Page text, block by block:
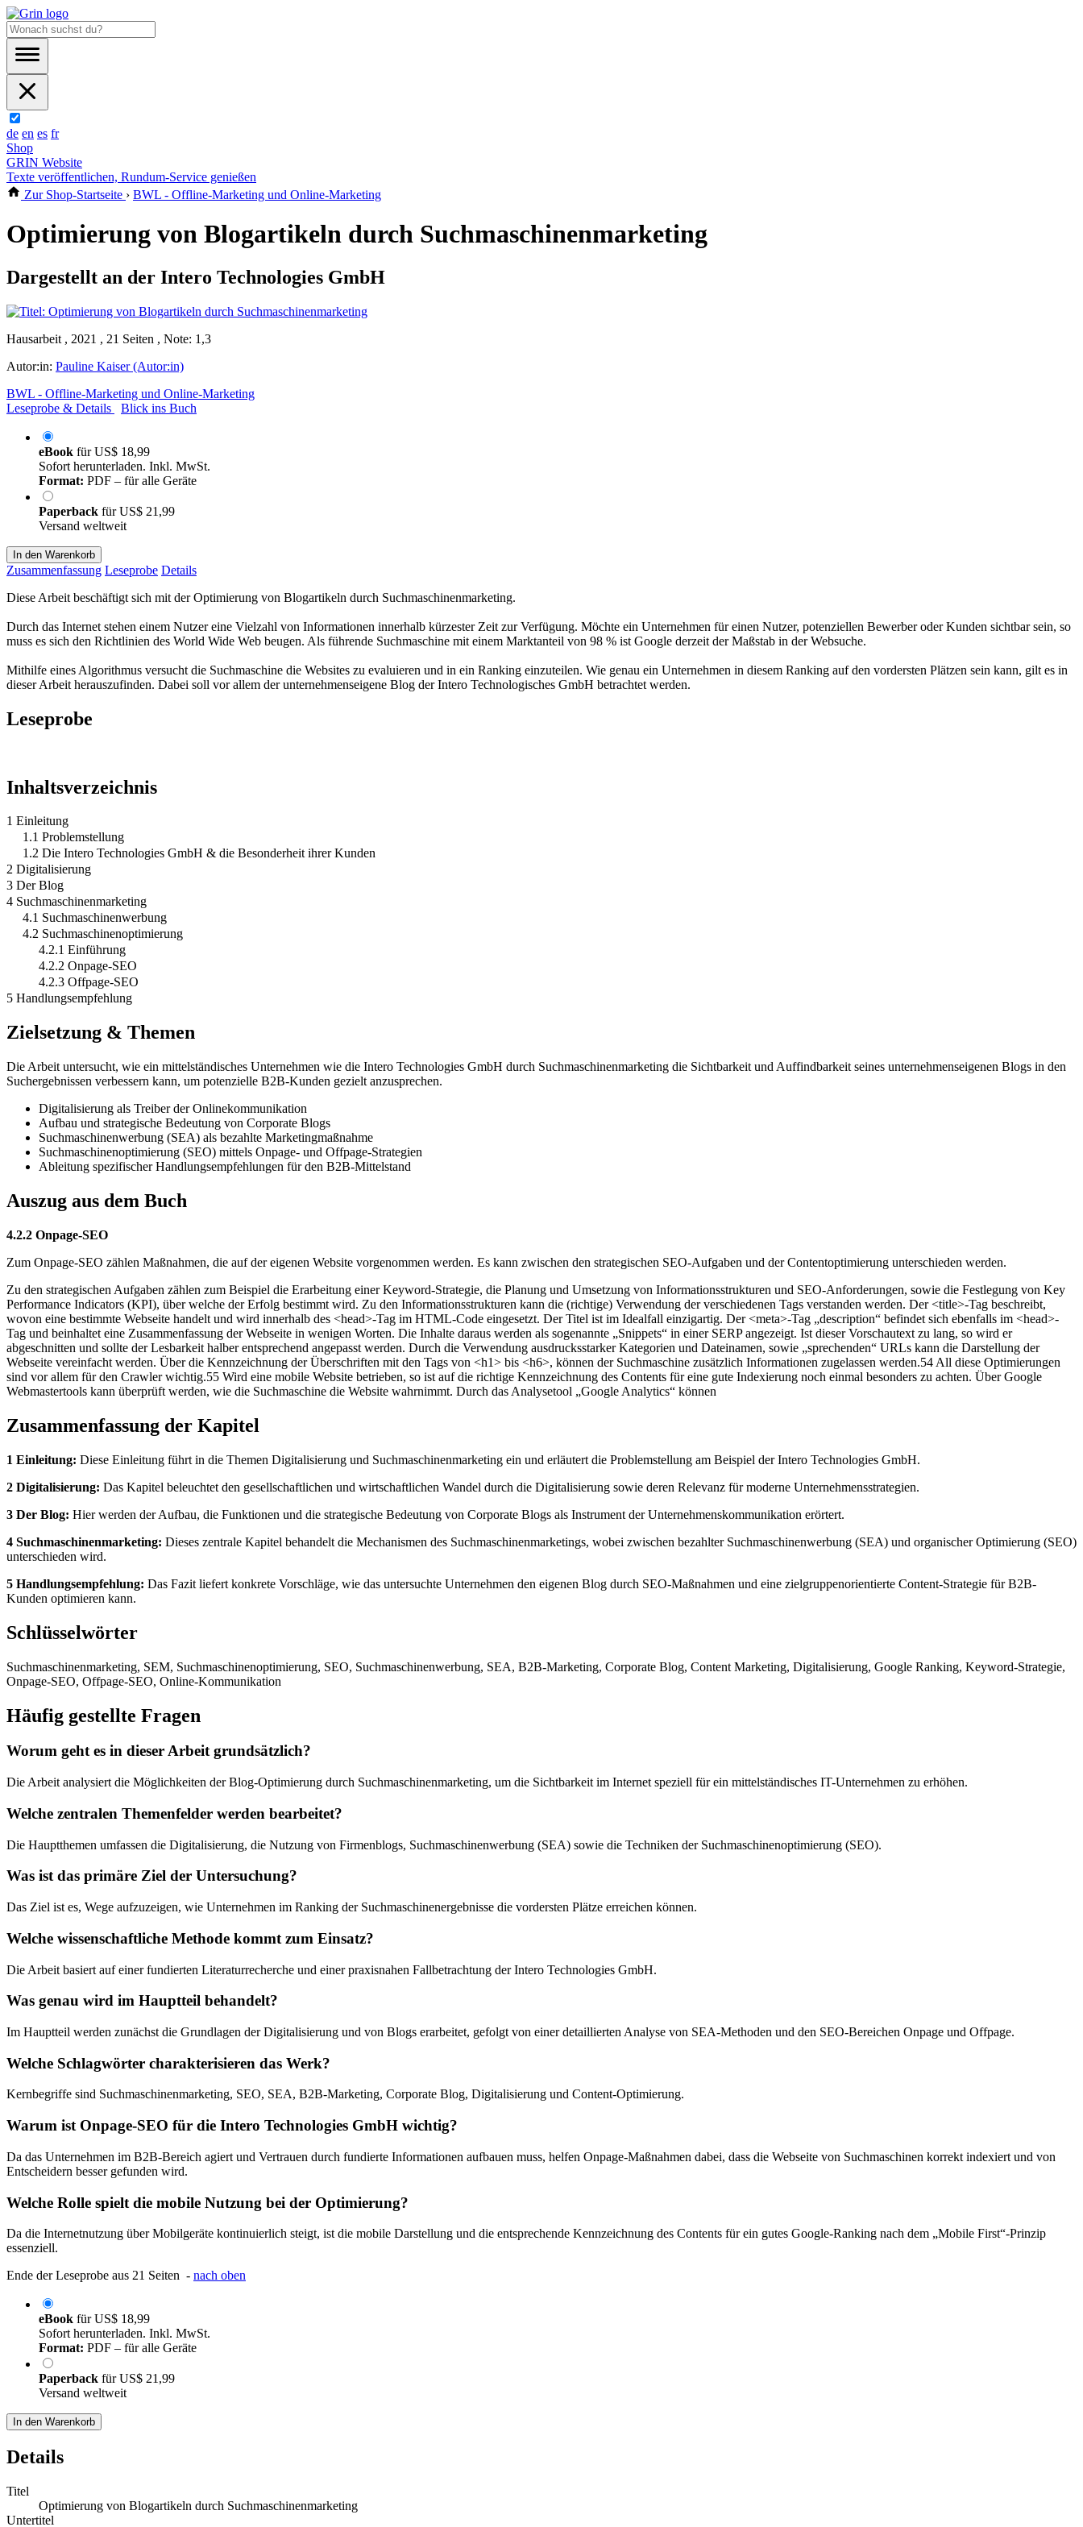
de en es fr
Shop
GRIN Website
Texte veröffentlichen, Rundum-Service genießen
Zur Shop-Startseite › BWL - Offline-Marketing und Online-Marketing
Optimierung von Blogartikeln durch Suchmaschinenmarketing
Dargestellt an der Intero Technologies GmbH
Hausarbeit , 2021 , 21 Seiten , Note: 1,3
Autor:in: Pauline Kaiser (Autor:in)
BWL - Offline-Marketing und Online-Marketing
Leseprobe & Details
Blick ins Buch
eBook fürUS$ 18,99
Sofort herunterladen. Inkl. MwSt.
Format: PDF – für alle Geräte
Paperback fürUS$ 21,99
Versand weltweit
In den Warenkorb
Zusammenfassung Leseprobe Details
Diese Arbeit beschäftigt sich mit der Optimierung von Blogartikeln durch Suchmaschinenmarketing.
Durch das Internet stehen einem Nutzer eine Vielzahl von Informationen innerhalb kürzester Zeit zur Verfügung. Möchte ein Unternehmen für einen Nutzer, potenziellen Bewerber oder Kunden sichtbar sein, so
muss es sich den Richtlinien des World Wide Web beugen. Als führende Suchmaschine mit einem Marktanteil von 98 % ist Google derzeit der Maßstab in der Websuche.
Mithilfe eines Algorithmus versucht die Suchmaschine die Websites zu evaluieren und in ein Ranking einzuteilen. Wie genau ein Unternehmen in diesem Ranking auf den vordersten Plätzen sein kann, gilt es in
dieser Arbeit herauszufinden. Dabei soll vor allem der unternehmenseigene Blog der Intero Technologisches GmbH betrachtet werden.
Leseprobe
Inhaltsverzeichnis
1 Einleitung
1.1 Problemstellung
1.2 Die Intero Technologies GmbH & die Besonderheit ihrer Kunden
2 Digitalisierung
3 Der Blog
4 Suchmaschinenmarketing
4.1 Suchmaschinenwerbung
4.2 Suchmaschinenoptimierung
4.2.1 Einführung
4.2.2 Onpage-SEO
4.2.3 Offpage-SEO
5 Handlungsempfehlung
Zielsetzung & Themen
Die Arbeit untersucht, wie ein mittelständisches Unternehmen wie die Intero Technologies GmbH durch Suchmaschinenmarketing die Sichtbarkeit und Auffindbarkeit seines unternehmenseigenen Blogs in den
Suchergebnissen verbessern kann, um potenzielle B2B-Kunden gezielt anzusprechen.
Digitalisierung als Treiber der Onlinekommunikation
Aufbau und strategische Bedeutung von Corporate Blogs
Suchmaschinenwerbung (SEA) als bezahlte Marketingmaßnahme
Suchmaschinenoptimierung (SEO) mittels Onpage- und Offpage-Strategien
Ableitung spezifischer Handlungsempfehlungen für den B2B-Mittelstand
Auszug aus dem Buch
4.2.2 Onpage-SEO
Zum Onpage-SEO zählen Maßnahmen, die auf der eigenen Website vorgenommen werden. Es kann zwischen den strategischen SEO-Aufgaben und der Contentoptimierung unterschieden werden.
Zu den strategischen Aufgaben zählen zum Beispiel die Erarbeitung einer Keyword-Strategie, die Planung und Umsetzung von Informationsstrukturen und SEO-Anforderungen, sowie die Festlegung von Key
Performance Indicators (KPI), über welche der Erfolg bestimmt wird. Zu den Informationsstrukturen kann die (richtige) Verwendung der verschiedenen Tags verstanden werden. Der <title>-Tag beschreibt,
wovon eine bestimmte Webseite handelt und wird innerhalb des <head>-Tag im HTML-Code eingesetzt. Der Titel ist im Idealfall einzigartig. Der <meta>-Tag „description“ befindet sich ebenfalls im <head>-
Tag und beinhaltet eine Zusammenfassung der Webseite in wenigen Worten. Die Inhalte daraus werden als sogenannte „Snippets“ in einer SERP angezeigt. Ist dieser Vorschautext zu lang, so wird er
abgeschnitten und sollte der Lesbarkeit halber entsprechend angepasst werden. Durch die Verwendung ausdrucksstarker Kategorien und Dateinamen, sowie „sprechenden“ URLs kann die Darstellung der
Webseite vereinfacht werden. Über die Kennzeichnung der Überschriften mit den Tags von <h1> bis <h6>, können der Suchmaschine zusätzlich Informationen zugelassen werden.54 All diese Optimierungen
sind vor allem für den Crawler wichtig.55 Wird eine mobile Website betrieben, so ist auf die richtige Kennzeichnung des Contents für eine gute Indexierung noch einmal besonders zu achten. Über Google
Webmastertools kann überprüft werden, wie die Suchmaschine die Website wahrnimmt. Durch das Analysetool „Google Analytics“ können
Zusammenfassung der Kapitel
1 Einleitung: Diese Einleitung führt in die Themen Digitalisierung und Suchmaschinenmarketing ein und erläutert die Problemstellung am Beispiel der Intero Technologies GmbH.
2 Digitalisierung: Das Kapitel beleuchtet den gesellschaftlichen und wirtschaftlichen Wandel durch die Digitalisierung sowie deren Relevanz für moderne Unternehmensstrategien.
3 Der Blog: Hier werden der Aufbau, die Funktionen und die strategische Bedeutung von Corporate Blogs als Instrument der Unternehmenskommunikation erörtert.
4 Suchmaschinenmarketing: Dieses zentrale Kapitel behandelt die Mechanismen des Suchmaschinenmarketings, wobei zwischen bezahlter Suchmaschinenwerbung (SEA) und organischer Optimierung (SEO)
unterschieden wird.
5 Handlungsempfehlung: Das Fazit liefert konkrete Vorschläge, wie das untersuchte Unternehmen den eigenen Blog durch SEO-Maßnahmen und eine zielgruppenorientierte Content-Strategie für B2B-
Kunden optimieren kann.
Schlüsselwörter
Suchmaschinenmarketing, SEM, Suchmaschinenoptimierung, SEO, Suchmaschinenwerbung, SEA, B2B-Marketing, Corporate Blog, Content Marketing, Digitalisierung, Google Ranking, Keyword-Strategie,
Onpage-SEO, Offpage-SEO, Online-Kommunikation
Häufig gestellte Fragen
Worum geht es in dieser Arbeit grundsätzlich?
Die Arbeit analysiert die Möglichkeiten der Blog-Optimierung durch Suchmaschinenmarketing, um die Sichtbarkeit im Internet speziell für ein mittelständisches IT-Unternehmen zu erhöhen.
Welche zentralen Themenfelder werden bearbeitet?
Die Hauptthemen umfassen die Digitalisierung, die Nutzung von Firmenblogs, Suchmaschinenwerbung (SEA) sowie die Techniken der Suchmaschinenoptimierung (SEO).
Was ist das primäre Ziel der Untersuchung?
Das Ziel ist es, Wege aufzuzeigen, wie Unternehmen im Ranking der Suchmaschinenergebnisse die vordersten Plätze erreichen können.
Welche wissenschaftliche Methode kommt zum Einsatz?
Die Arbeit basiert auf einer fundierten Literaturrecherche und einer praxisnahen Fallbetrachtung der Intero Technologies GmbH.
Was genau wird im Hauptteil behandelt?
Im Hauptteil werden zunächst die Grundlagen der Digitalisierung und von Blogs erarbeitet, gefolgt von einer detaillierten Analyse von SEA-Methoden und den SEO-Bereichen Onpage und Offpage.
Welche Schlagwörter charakterisieren das Werk?
Kernbegriffe sind Suchmaschinenmarketing, SEO, SEA, B2B-Marketing, Corporate Blog, Digitalisierung und Content-Optimierung.
Warum ist Onpage-SEO für die Intero Technologies GmbH wichtig?
Da das Unternehmen im B2B-Bereich agiert und Vertrauen durch fundierte Informationen aufbauen muss, helfen Onpage-Maßnahmen dabei, dass die Webseite von Suchmaschinen korrekt indexiert und von
Entscheidern besser gefunden wird.
Welche Rolle spielt die mobile Nutzung bei der Optimierung?
Da die Internetnutzung über Mobilgeräte kontinuierlich steigt, ist die mobile Darstellung und die entsprechende Kennzeichnung des Contents für ein gutes Google-Ranking nach dem „Mobile First“-Prinzip
essenziell.
Ende der Leseprobe aus 21 Seiten - nach oben
eBook fürUS$ 18,99
Sofort herunterladen. Inkl. MwSt.
Format: PDF – für alle Geräte
Paperback fürUS$ 21,99
Versand weltweit
In den Warenkorb
Details
Titel
Optimierung von Blogartikeln durch Suchmaschinenmarketing
Untertitel